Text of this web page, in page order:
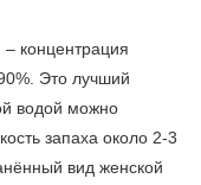
– концентрация
Это лучший
водой можно
запаха около 2-3
вид женской